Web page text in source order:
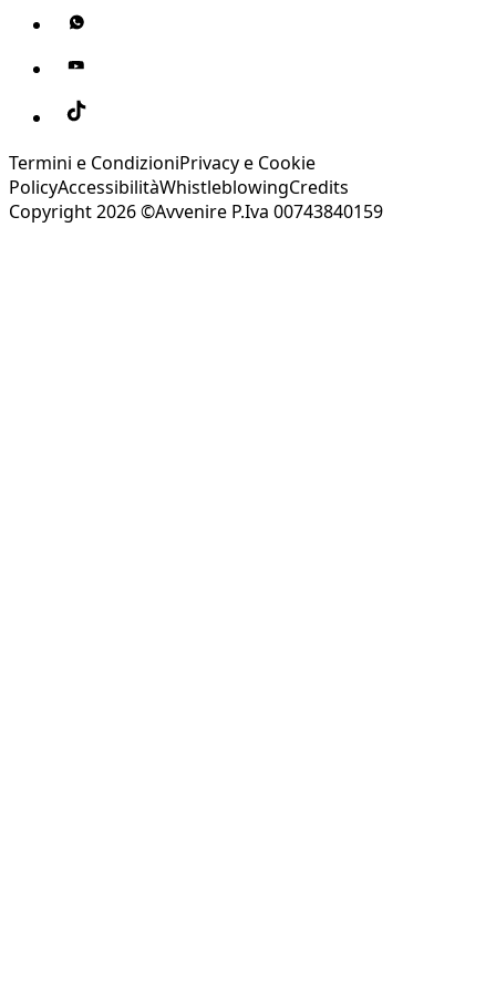
Termini e CondizioniPrivacy e Cookie
PolicyAccessibilitàWhistleblowingCredits
Copyright 2026 ©Avvenire P.Iva 00743840159